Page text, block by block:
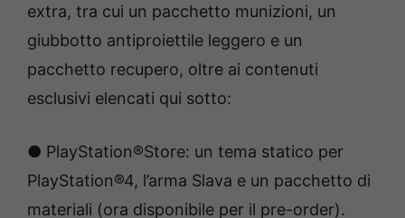
extra, tra cui un pacchetto munizioni, un
giubbotto antiproiettile leggero e un
pacchetto recupero, oltre ai contenuti
esclusivi elencati qui sotto:
● PlayStation®Store: un tema statico per
PlayStation®4, l’arma Slava e un pacchetto di
materiali (ora disponibile per il pre-order).